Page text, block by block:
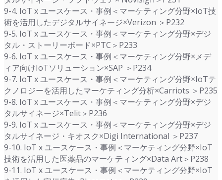
9-4. IoT x ユースケース・事例＜マーケティング分野×IoT技
術を活用したデジタルサイネージ×Verizon ＞P232
9-5. IoT x ユースケース・事例＜マーケティング分野×デジ
タル・ストーリーボード×PTC＞P233
9-6. IoT x ユースケース・事例＜マーケティング分野×メデ
ィア向けIoTソリューション×SAP ＞P234
9-7. IoT x ユースケース・事例＜マーケティング分野×IoTテ
クノロジーを活用したマーケティング分析×Carriots ＞P235
9-8. IoT x ユースケース・事例＜マーケティング分野×デジ
タルサイネージ×Telit＞P236
9-9. IoT x ユースケース・事例＜マーケティング分野×デジ
タルサイネージ・キオスク×Digi International ＞P237
9-10. IoT x ユースケース・事例＜マーケティング分野×IoT
技術を活用した医薬品のマーケティング×Data Art＞P238
9-11. IoT x ユースケース・事例＜マーケティング分野×IoT